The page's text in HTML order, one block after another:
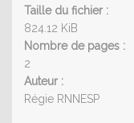
Taille du fichier :
824.12 KiB
Nombre de pages :
2
Auteur :
Régie RNNESP